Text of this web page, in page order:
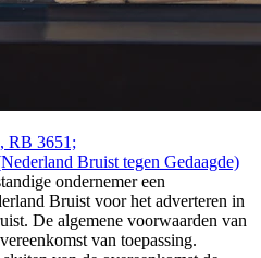
RB 3651;
Bruist tegen Gedaagde)
ondernemer een
Bruist voor het adverteren in
De algemene voorwaarden van
van toepassing.